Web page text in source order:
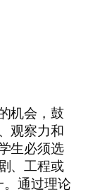
机会，鼓
观察力和
生必须选
、工程或
。通过理论